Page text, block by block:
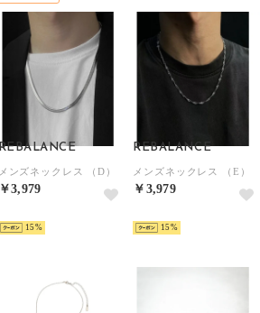
REBALANCE
メンズネックレス （D）
￥3,979
15
REBALANCE
メンズネックレス （E）
￥3,979
15